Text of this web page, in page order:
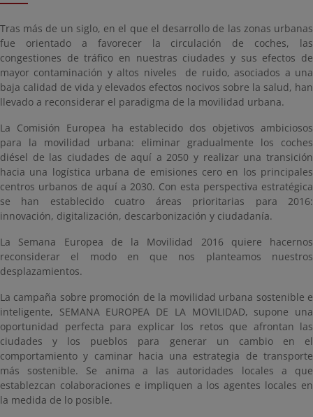
Tras más de un siglo, en el que el desarrollo de las zonas urbanas
fue orientado a favorecer la circulación de coches, las
congestiones de tráfico en nuestras ciudades y sus efectos de
mayor contaminación y altos niveles de ruido, asociados a una
baja calidad de vida y elevados efectos nocivos sobre la salud, han
llevado a reconsiderar el paradigma de la movilidad urbana.
La Comisión Europea ha establecido dos objetivos ambiciosos
para la movilidad urbana: eliminar gradualmente los coches
diésel de las ciudades de aquí a 2050 y realizar una transición
hacia una logística urbana de emisiones cero en los principales
centros urbanos de aquí a 2030. Con esta perspectiva estratégica
se han establecido cuatro áreas prioritarias para 2016:
innovación, digitalización, descarbonización y ciudadanía.
La Semana Europea de la Movilidad 2016 quiere hacernos
reconsiderar el modo en que nos planteamos nuestros
desplazamientos.
La campaña sobre promoción de la movilidad urbana sostenible e
inteligente, SEMANA EUROPEA DE LA MOVILIDAD, supone una
oportunidad perfecta para explicar los retos que afrontan las
ciudades y los pueblos para generar un cambio en el
comportamiento y caminar hacia una estrategia de transporte
más sostenible. Se anima a las autoridades locales a que
establezcan colaboraciones e impliquen a los agentes locales en
la medida de lo posible.